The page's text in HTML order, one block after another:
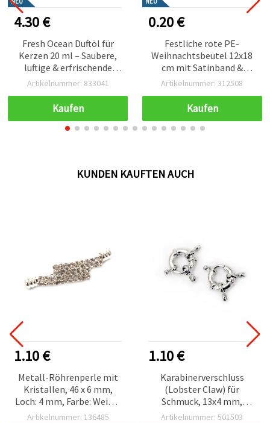
0.20 €
Festliche rote PE-
Weihnachtsbeutel 12x18
cm mit Satinband &
Rentier-Motiv –
Bastelbedarf
Artikelnummer: 312508
Kaufen
1.20 €
Blaues Metallic-Band – 16
mm, ca. 9 m – Perfekt für
elegante Blumensträuße
und festliche
Artikelnummer: 826047
Kaufen
KUNDEN KAUFTEN AUCH
1.10 €
Metall-Röhrenperle mit
Kristallen, 46 x 6 mm,
Loch: 4 mm, Farbe: Weiß –
Bastelbedarf für DIY-
Artikelnummer: 136485
1.10 €
Karabinerverschluss
(Lobster Claw) für
Schmuck, 13x4 mm,
silberfarben – 2 Stück
Artikelnummer: 501503